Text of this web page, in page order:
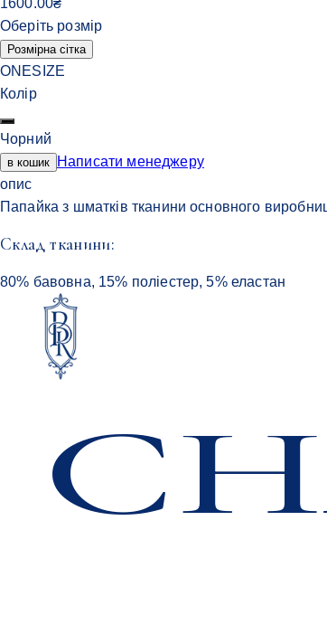
Оберіть розмір
Розмірна сітка
ONESIZE
Колір
Чорний
в кошик
Написати менеджеру
опис
Папайка з шматків тканини основного
Cклад тканини:
80% бавовна, 15% поліестер, 5% еластан